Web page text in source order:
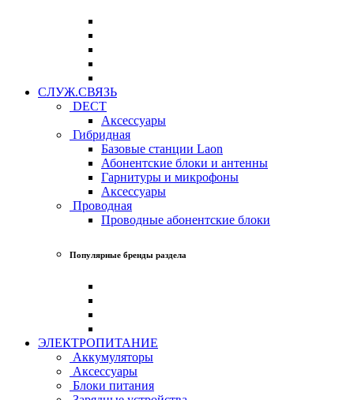
СЛУЖ.СВЯЗЬ
DECT
Аксессуары
Гибридная
Базовые станции Laon
Абонентские блоки и антенны
Гарнитуры и микрофоны
Аксессуары
Проводная
Проводные абонентские блоки
Популярные бренды раздела
ЭЛЕКТРОПИТАНИЕ
Аккумуляторы
Аксессуары
Блоки питания